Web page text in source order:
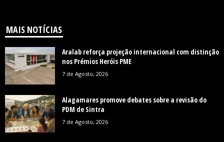
MAIS NOTÍCIAS
Aralab reforça projeção internacional com distinção
nos Prémios Heróis PME
7 de Agosto, 2026
Alagamares promove debates sobre a revisão do
PDM de Sintra
7 de Agosto, 2026